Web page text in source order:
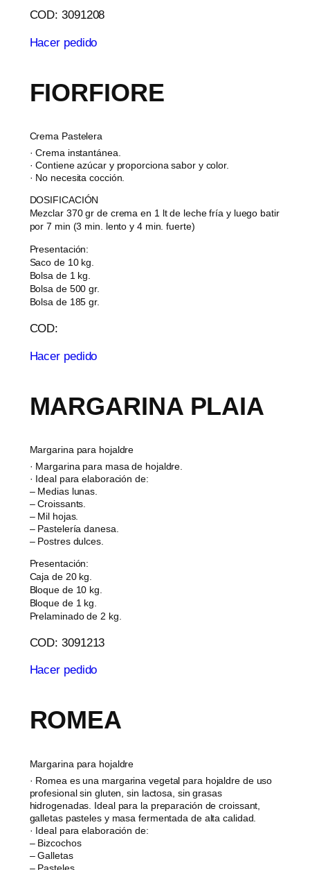
COD: 3091208
Hacer pedido
FIORFIORE
Crema Pastelera
· Crema instantánea.
· Contiene azúcar y proporciona sabor y color.
· No necesita cocción.
DOSIFICACIÓN
Mezclar 370 gr de crema en 1 lt de leche fría y luego batir
por 7 min (3 min. lento y 4 min. fuerte)
Presentación:
Saco de 10 kg.
Bolsa de 1 kg.
Bolsa de 500 gr.
Bolsa de 185 gr.
COD:
Hacer pedido
MARGARINA PLAIA
Margarina para hojaldre
· Margarina para masa de hojaldre.
· Ideal para elaboración de:
– Medias lunas.
– Croissants.
– Mil hojas.
– Pastelería danesa.
– Postres dulces.
Presentación:
Caja de 20 kg.
Bloque de 10 kg.
Bloque de 1 kg.
Prelaminado de 2 kg.
COD: 3091213
Hacer pedido
ROMEA
Margarina para hojaldre
· Romea es una margarina vegetal para hojaldre de uso
profesional sin gluten, sin lactosa, sin grasas
hidrogenadas. Ideal para la preparación de croissant,
galletas pasteles y masa fermentada de alta calidad.
· Ideal para elaboración de:
– Bizcochos
– Galletas
– Pasteles